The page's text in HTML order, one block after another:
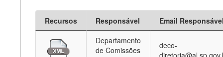
Recursos Responsável
Email
Departamento
de Comissões
deco-